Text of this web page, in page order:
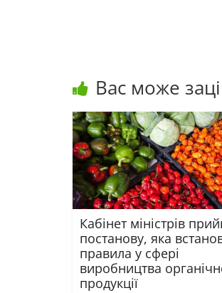
Вас може
Кабінет міністрів
постанову, яка
правила у сфері
виробництва
продукції